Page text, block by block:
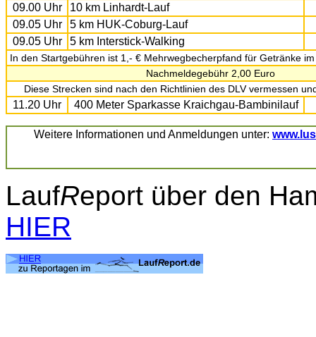
09.00 Uhr
10 km Linhardt-Lauf
09.05 Uhr
5 km HUK-Coburg-Lauf
09.05 Uhr
5 km Interstick-Walking
In den Startgebühren ist 1,- € Mehrwegbecherpfand für Getränke
Nachmeldegebühr 2,00 Euro
Diese Strecken sind nach den Richtlinien des DLV vermessen
11.20 Uhr 400 Meter Sparkasse Kraichgau-Bambinilauf
Weitere Informationen und Anmeldungen unter:
LaufReport über den
HIER